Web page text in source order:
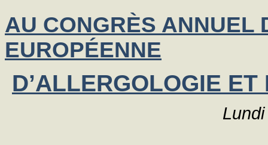
AU CONGRÈS ANNUEL
EUROPÉENNE
D’ALLERGOLOGIE ET